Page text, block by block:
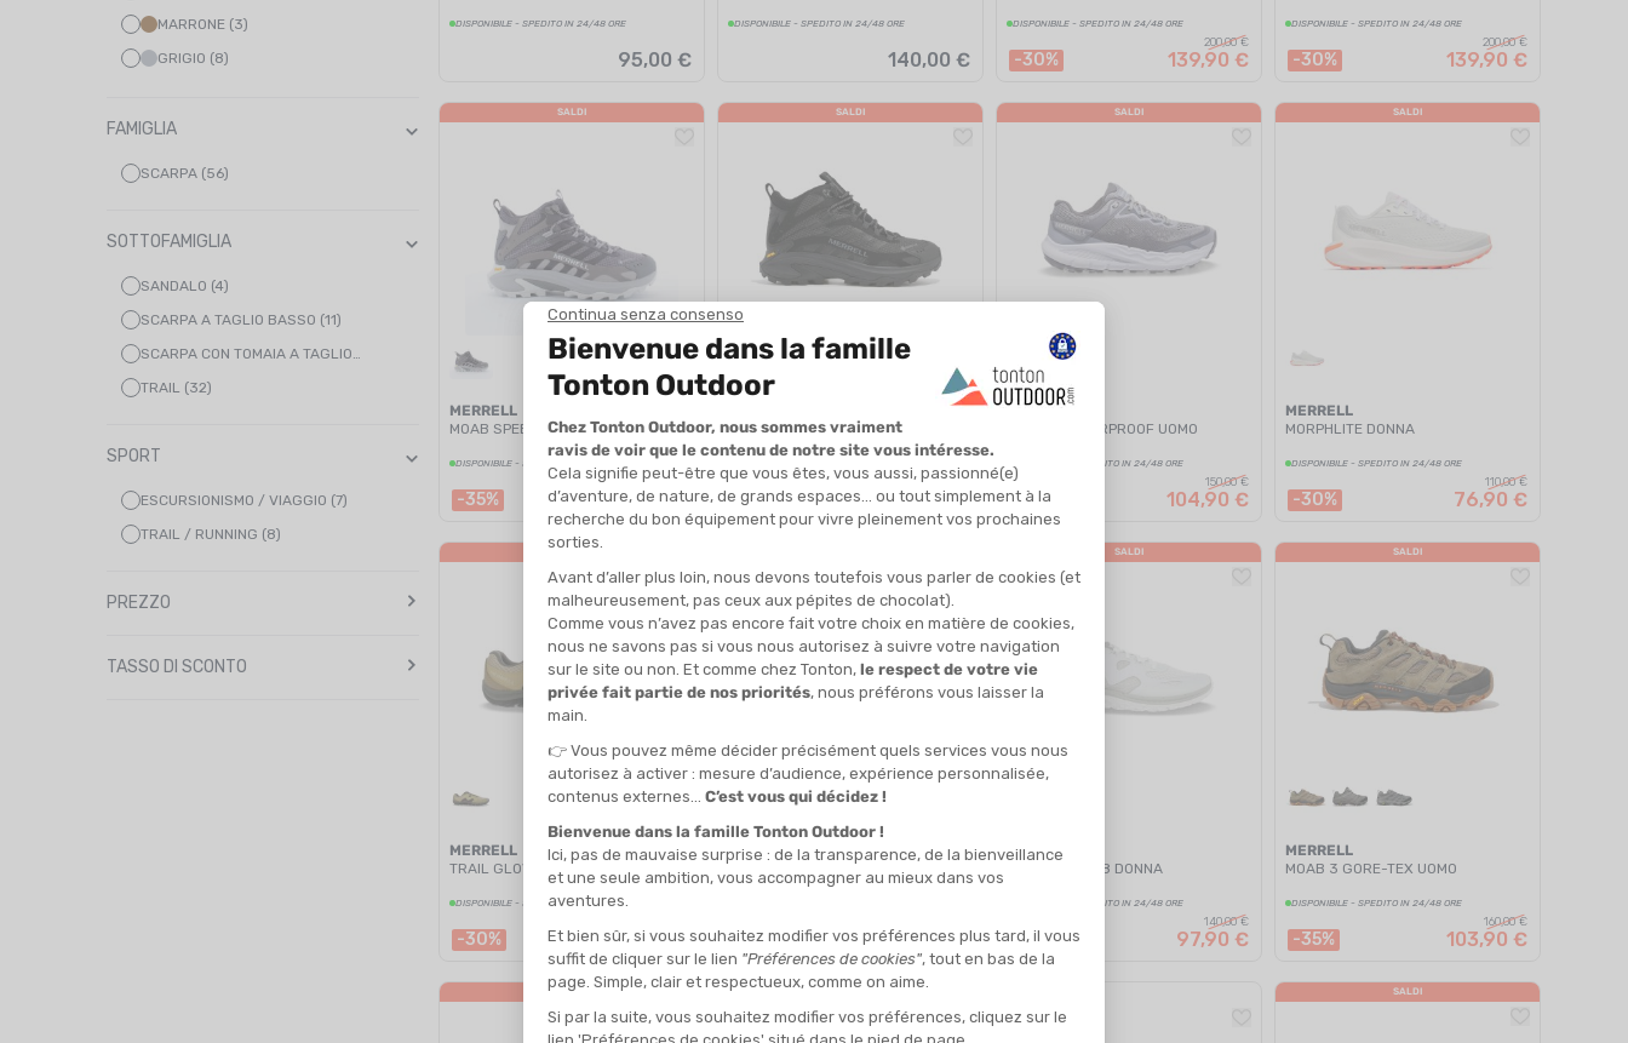
MARRONE (3)
GRIGIO (8)
CACHI (4)
ROSSO (2)
TURCHESE (1)
BIANCO (16)
GIALLO (1)
FAMIGLIA
SCARPA (56)
SOTTOFAMIGLIA
SANDALO (4)
SCARPA A TAGLIO BASSO (11)
SCARPA CON TOMAIA A TAGLIO…
TRAIL (32)
SPORT
ESCURSIONISMO / VIAGGIO (7)
TRAIL / RUNNING (8)
PREZZO
TASSO DI SCONTO
DISPONIBILE - SPEDITO IN 24/48 ORE
95,00 €
DISPONIBILE - SPEDITO IN 24/48 ORE
140,00 €
DISPONIBILE - SPEDITO IN 24/48 ORE
-30%
200,00 €
139,90 €
DISPONIBILE - SPEDITO IN 24/48 ORE
-30%
200,00 €
139,90 €
SALDI
MERRELL
MOAB SPEED 2 MID GTX UOMO
DISPONIBILE - SPEDITO IN 24/48 ORE
-35%
185,00 €
119,90 €
SALDI
MOAB SPEED 2 MID GTX UOMO
-35%
185,00 €
119,90 €
SALDI
MERRELL
NOVA 4 WATERPROOF UOMO
DISPONIBILE - SPEDITO IN 24/48 ORE
-30%
150,00 €
104,90 €
SALDI
MERRELL
MORPHLITE DONNA
DISPONIBILE - SPEDITO IN 24/48 ORE
-30%
110,00 €
76,90 €
MERRELL
TRAIL GLOVE 8 UOMO
DISPONIBILE - SPEDITO IN 24/48 ORE
-30% 97,90 €
MERRELL
PROMORPH DONNA
-40% 95,90 €
SALDI
MERRELL
TRAIL GLOVE 8 DONNA
DISPONIBILE - SPEDITO IN 24/48 ORE
-30%
140,00 €
97,90 €
SALDI
MERRELL
MOAB 3 GORE-TEX UOMO
DISPONIBILE - SPEDITO IN 24/48 ORE
-35%
160,00 €
103,90 €
SALDI
NOVITÀ
SALDI